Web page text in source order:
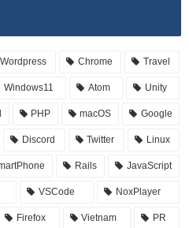
Wordpress Chrome Travel
Windows11 Atom Unity
PHP macOS Google
Discord Twitter Linux
Rails JavaScript
VSCode NoxPlayer
Firefox Vietnam PR